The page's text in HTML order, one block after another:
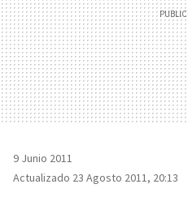
9 Junio 2011
Actualizado 23 Agosto 2011, 20:13